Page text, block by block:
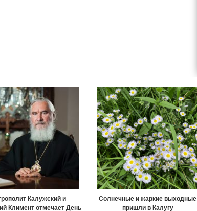
Калужский и
Климент отмечает День
Солнечные и жаркие выходные
пришли в Калугу